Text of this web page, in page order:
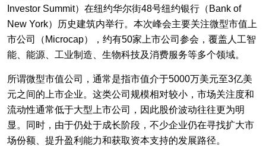
Investor Summit）在纽约华尔街48号纽约银行（Bank of
New York）历史建筑内举行。本次峰会主要关注微型市值上
市公司（Microcap），约有50家上市公司参会，覆盖人工智
能、能源、工业制造、生物科技及消费服务等多个领域。
所谓微型市值公司，通常是指市值介于5000万美元至3亿美
元之间的上市企业。这类公司规模相对较小，市场关注度和
流动性通常低于大型上市公司，因此股价波动往往更为明
显。同时，由于仍处于成长阶段，不少企业仍在寻找扩大市
场份额、提升盈利能力和获取资本支持的发展路径。